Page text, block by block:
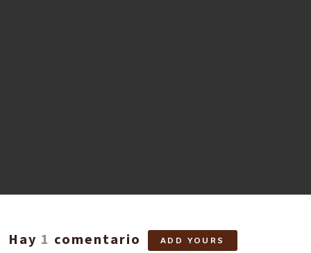
Hay 1 comentario ADD YOURS